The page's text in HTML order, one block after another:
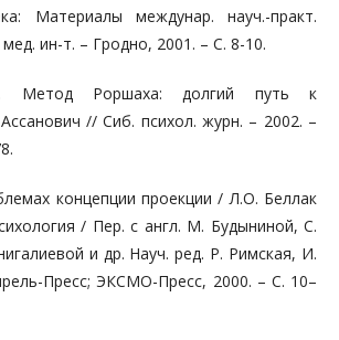
Материалы междунар. науч.-практ.
ин-т. – Гродно, 2001. – С. 8-10.
Метод Роршаха: долгий путь к
// Сиб. психол. журн. – 2002. –
концепции проекции / Л.О. Беллак
/ Пер. с англ. М. Будыниной, С.
и др. Науч. ред. Р. Римская, И.
Пресс; ЭКСМО-Пресс, 2000. – C. 10–